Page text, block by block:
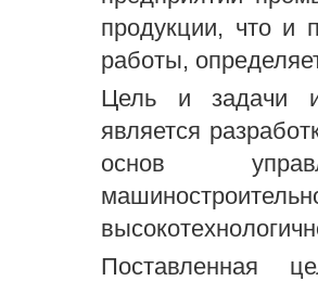
продукции, что и
работы,
Цель и задачи
является
основ
Поставленная